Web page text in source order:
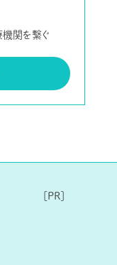
機関を繋ぐ